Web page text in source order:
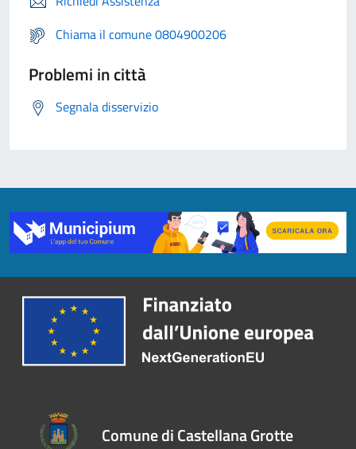
Chiama il comune 0804900206
Problemi in città
Segnala disservizio
Comune di Castellana Grotte